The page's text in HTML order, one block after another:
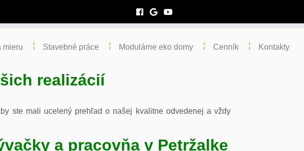
mieru Stavebné práce Modulárne eko domy Cenník Kontakty
realizácií
ste mali ucelený prehľad o našej kvalitne odvedenej a vždy
a pracovňa v Petržalke